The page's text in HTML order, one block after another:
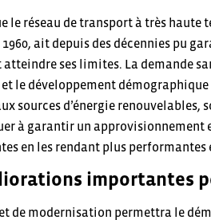
le réseau de transport à très haute
1960, ait depuis des décennies pu
ses limites. La demande
le développement
sources d’énergie
à garantir un approvisionnement
en les rendant plus performantes
importantes
de modernisation permettra le